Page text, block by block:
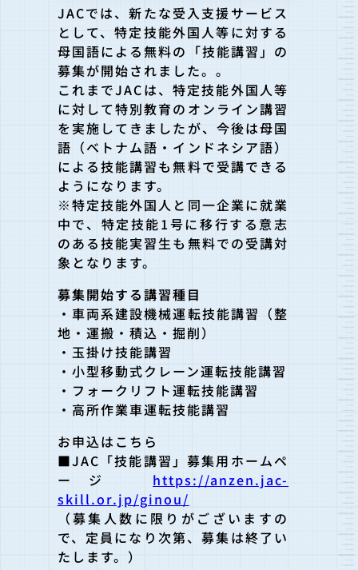
JACでは、新たな受入支援サービス
として、特定技能外国人等に対する
母国語による無料の「技能講習」の
募集が開始されました。。
これまでJACは、特定技能外国人等
に対して特別教育のオンライン講習
を実施してきましたが、今後は母国
語（ベトナム語・インドネシア語）
による技能講習も無料で受講できる
ようになります。
※特定技能外国人と同一企業に就業
中で、特定技能1号に移行する意志
のある技能実習生も無料での受講対
象となります。
募集開始する講習種目
・車両系建設機械運転技能講習（整
地・運搬・積込・掘削）
・玉掛け技能講習
・小型移動式クレーン運転技能講習
・フォークリフト運転技能講習
・高所作業車運転技能講習
お申込はこちら
■JAC「技能講習」募集用ホームペ
ージ https://anzen.jac-
skill.or.jp/ginou/
（募集人数に限りがございますの
で、定員になり次第、募集は終了い
たします。）